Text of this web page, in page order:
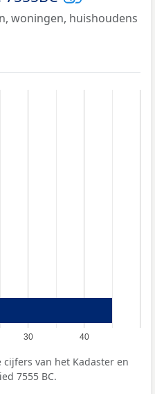
woningen, huishoudens
30 40
van het Kadaster en
7555 BC.